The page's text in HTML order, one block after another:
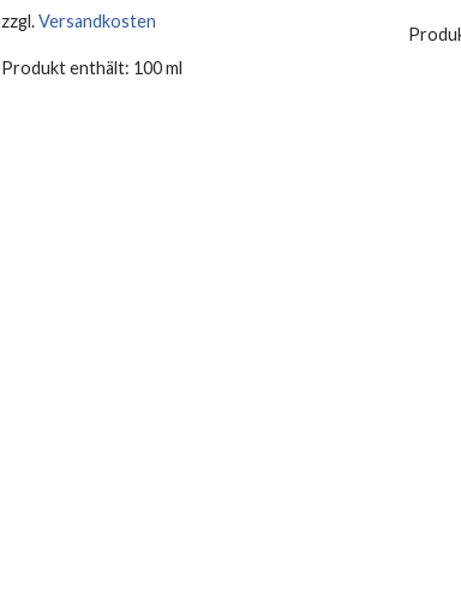
zzgl.Versandkosten
Produkt enthält: 100ml